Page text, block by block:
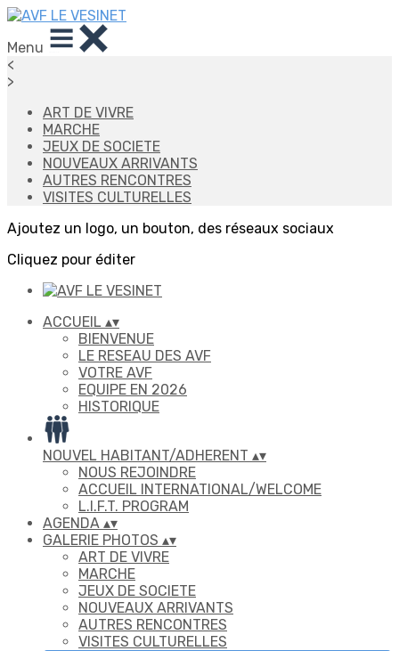
Menu
<
>
ART DE VIVRE
MARCHE
JEUX DE SOCIETE
NOUVEAUX ARRIVANTS
AUTRES RENCONTRES
VISITES CULTURELLES
Ajoutez un logo, un bouton, des réseaux sociaux
Cliquez pour éditer
ACCUEIL ▴▾
BIENVENUE
LE RESEAU DES AVF
VOTRE AVF
EQUIPE EN 2026
HISTORIQUE
NOUVEL HABITANT/ADHERENT ▴▾
NOUS REJOINDRE
ACCUEIL INTERNATIONAL/WELCOME
L.I.F.T. PROGRAM
AGENDA ▴▾
GALERIE PHOTOS ▴▾
ART DE VIVRE
MARCHE
JEUX DE SOCIETE
NOUVEAUX ARRIVANTS
AUTRES RENCONTRES
VISITES CULTURELLES